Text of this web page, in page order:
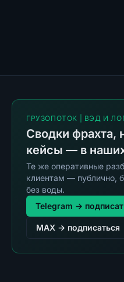
ГРУЗОПОТОК | ВЭД И
Сводки фрахта,
кейсы — в
Те же оперативные
клиентам — публично,
без воды.
Telegram →
MAX → подписаться